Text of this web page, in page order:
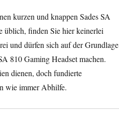
kurzen und knappen Sades SA
üblich, finden Sie hier keinerlei
und dürfen sich auf der Grundlage
810 Gaming Headset machen.
dienen, doch fundierte
wie immer Abhilfe.